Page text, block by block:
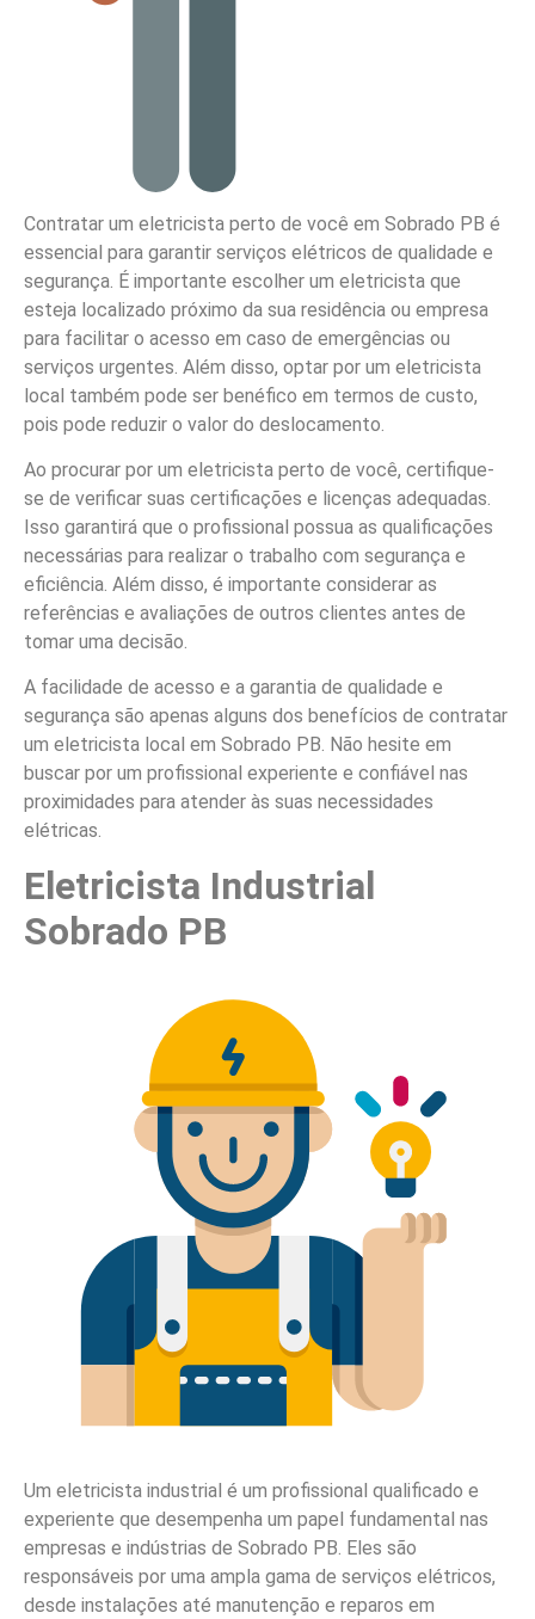
Contratar um eletricista perto de você em Sobrado PB é
essencial para garantir serviços elétricos de qualidade e
segurança. É importante escolher um eletricista que
esteja localizado próximo da sua residência ou empresa
para facilitar o acesso em caso de emergências ou
serviços urgentes. Além disso, optar por um eletricista
local também pode ser benéfico em termos de custo,
pois pode reduzir o valor do deslocamento.
Ao procurar por um eletricista perto de você, certifique-
se de verificar suas certificações e licenças adequadas.
Isso garantirá que o profissional possua as qualificações
necessárias para realizar o trabalho com segurança e
eficiência. Além disso, é importante considerar as
referências e avaliações de outros clientes antes de
tomar uma decisão.
A facilidade de acesso e a garantia de qualidade e
segurança são apenas alguns dos benefícios de contratar
um eletricista local em Sobrado PB. Não hesite em
buscar por um profissional experiente e confiável nas
proximidades para atender às suas necessidades
elétricas.
Eletricista Industrial
Sobrado PB
Um eletricista industrial é um profissional qualificado e
experiente que desempenha um papel fundamental nas
empresas e indústrias de Sobrado PB. Eles são
responsáveis por uma ampla gama de serviços elétricos,
desde instalações até manutenção e reparos em